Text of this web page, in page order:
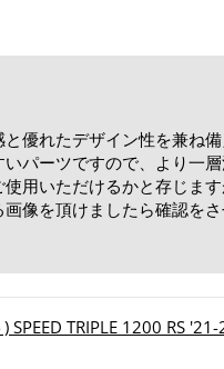
優れたデザイン性を兼ね
パーツですので、より一
用いただけるかと存じます
像を頂けましたら確認をさ
TRIPLE 1200 RS